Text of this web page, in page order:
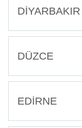
DİYARBAKIR
DÜZCE
EDİRNE